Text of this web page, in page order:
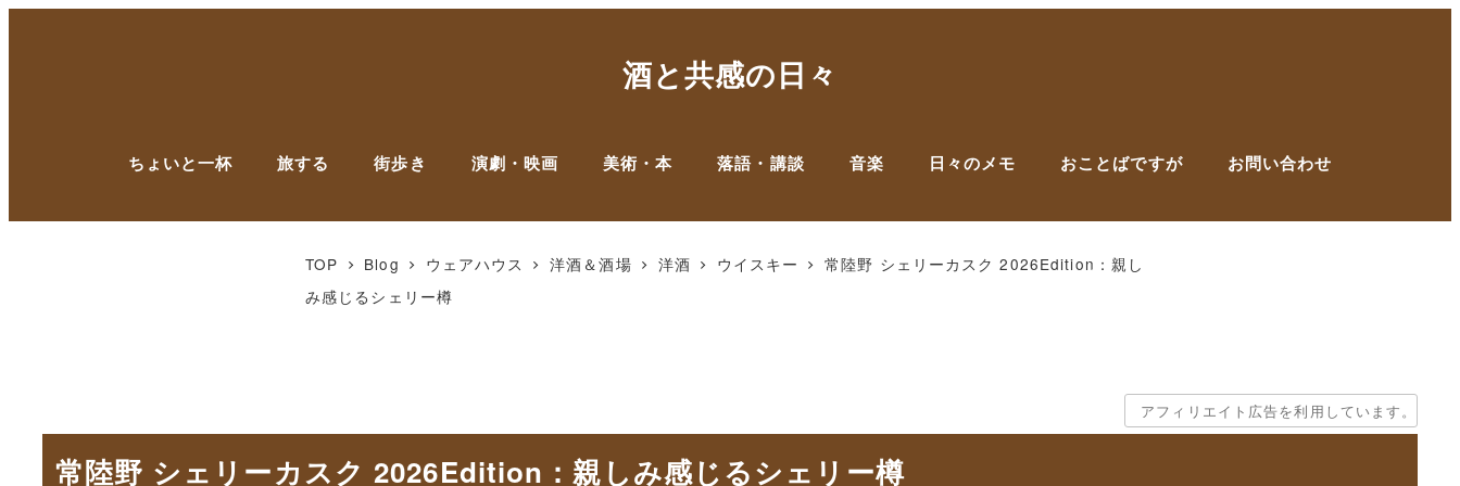
酒と共感の日々
ちょいと一杯 旅する 街歩き 演劇・映画 美術・本 落語・講談 音楽 日々のメモ おことばですが お問い合わせ
TOP Blog ウェアハウス 洋酒＆酒場 洋酒 ウイスキー
常陸野 シェリーカスク 2026Edition：親し
み感じるシェリー樽
アフィリエイト広告を利用しています。
常陸野 シェリーカスク 2026Edition：親しみ感じるシェリー樽